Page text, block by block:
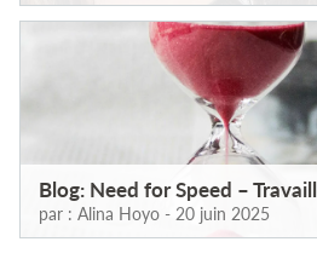
par : Alina Hoyo - 20 juin 2025